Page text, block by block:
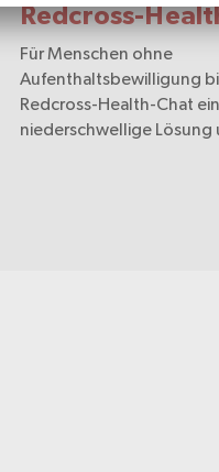
Redcross-
Für Menschen ohne
Aufenthaltsbewilligung
Redcross-Health-Chat
niederschwellige Lösung